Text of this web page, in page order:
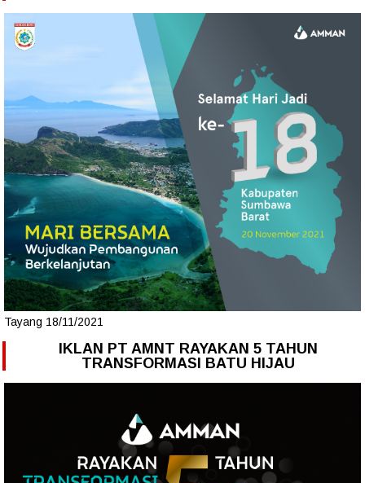
Tayang 18/11/2021
IKLAN PT AMNT RAYAKAN 5 TAHUN
TRANSFORMASI BATU HIJAU